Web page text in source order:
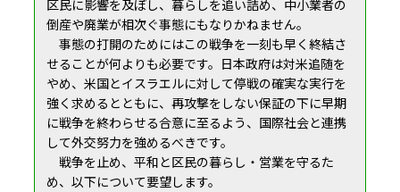
区民に影響を及ぼし、暮らしを追い詰め、中小業者の
倒産や廃業が相次ぐ事態にもなりかねません。
事態の打開のためにはこの戦争を一刻も早く終結さ
せることが何よりも必要です。日本政府は対米追随を
やめ、米国とイスラエルに対して停戦の確実な実行を
強く求めるとともに、再攻撃をしない保証の下に早期
に戦争を終わらせる合意に至るよう、国際社会と連携
して外交努力を強めるべきです。
戦争を止め、平和と区民の暮らし・営業を守るた
め、以下について要望します。